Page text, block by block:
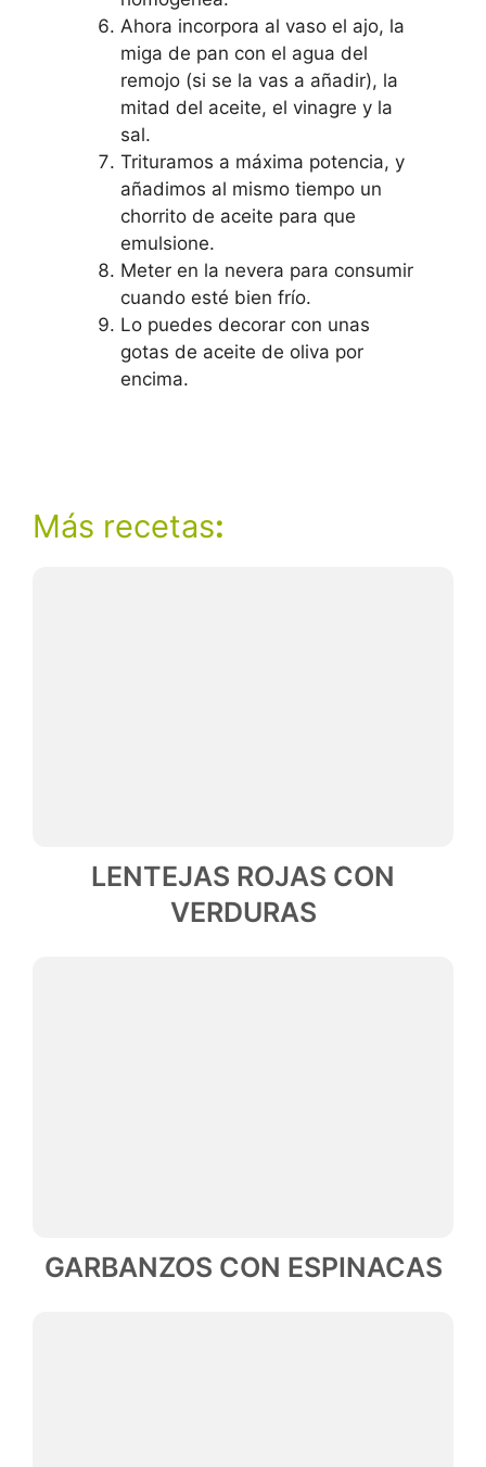
Ahora incorpora al vaso el ajo, la
miga de pan con el agua del
remojo (si se la vas a añadir), la
mitad del aceite, el vinagre y la
sal.
Trituramos a máxima potencia, y
añadimos al mismo tiempo un
chorrito de aceite para que
emulsione.
Meter en la nevera para consumir
cuando esté bien frío.
Lo puedes decorar con unas
gotas de aceite de oliva por
encima.
Más recetas:
LENTEJAS ROJAS CON
VERDURAS
GARBANZOS CON ESPINACAS